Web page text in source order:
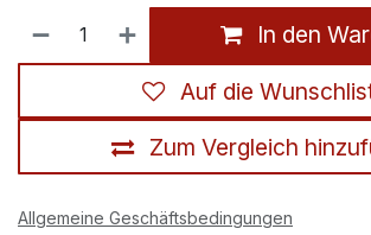
In den
Zum Vergleich
Auf die
Allgemeine Geschäftsbedingungen